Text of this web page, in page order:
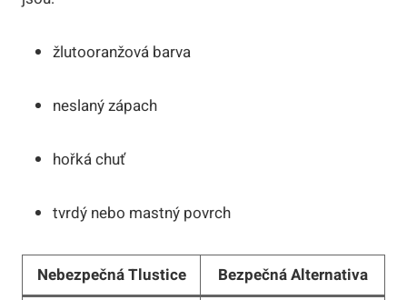
žlutooranžová barva
neslaný zápach
hořká chuť
tvrdý nebo mastný povrch
Nebezpečná Tlustice
Bezpečná Alternativa